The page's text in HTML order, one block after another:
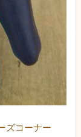
ズコーナー